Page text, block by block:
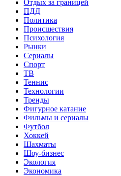
Отдых за границей
ПДД
Политика
Происшествия
Психология
Рынки
Сериалы
Спорт
ТВ
Теннис
Технологии
Тренды
Фигурное катание
Фильмы и сериалы
Футбол
Хоккей
Шахматы
Шоу-бизнес
Экология
Экономика